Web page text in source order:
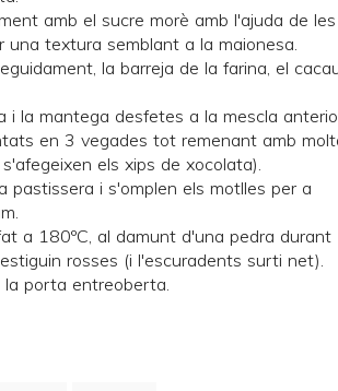
amb el sucre morè amb l'ajuda de les
una textura semblant a la maionesa.
la barreja de la farina, el
i la mantega desfetes a la mescla
en 3 vegades tot remenant amb
els xips de xocolata).
pastissera i s'omplen els motlles per a
a 180ºC, al damunt d'una pedra durant
rosses (i l'escuradents surti net).
la porta entreoberta.